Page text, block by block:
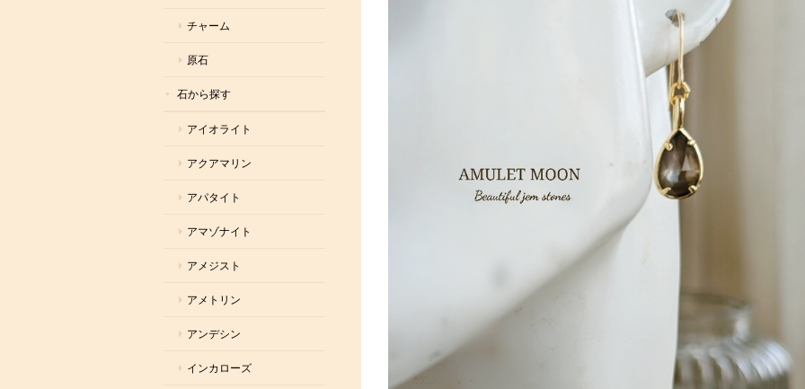
チャーム
原石
石から探す
アイオライト
アクアマリン
アパタイト
アマゾナイト
アメジスト
アメトリン
アンデシン
インカローズ